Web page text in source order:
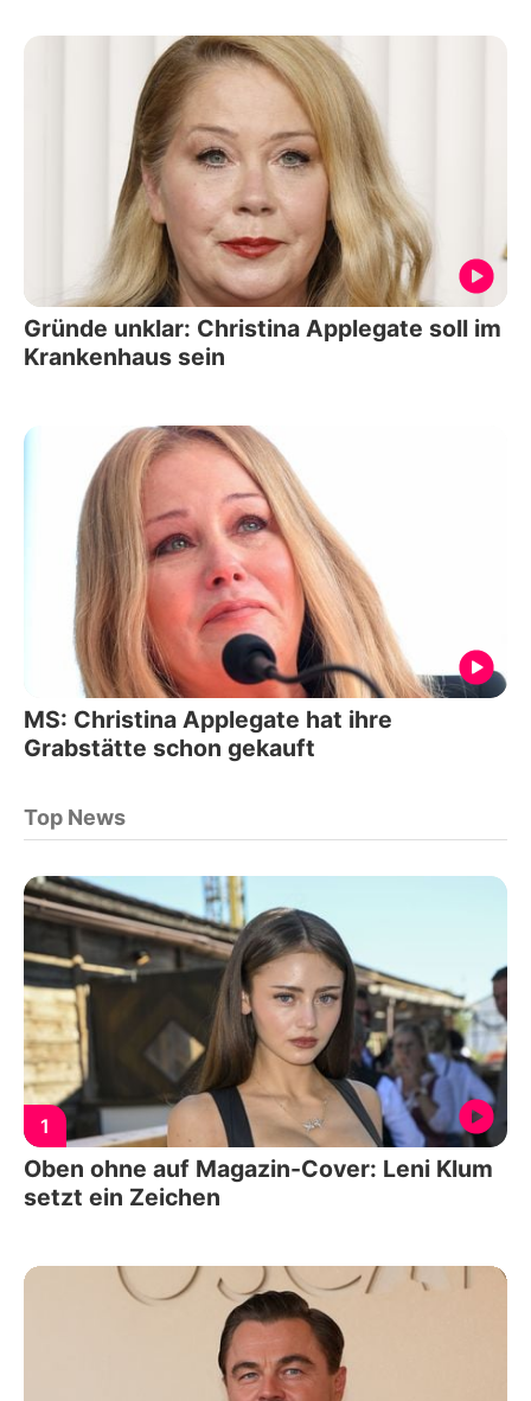
Gründe unklar: Christina Applegate soll im
Krankenhaus sein
MS: Christina Applegate hat ihre
Grabstätte schon gekauft
Top News
1
Oben ohne auf Magazin-Cover: Leni Klum
setzt ein Zeichen